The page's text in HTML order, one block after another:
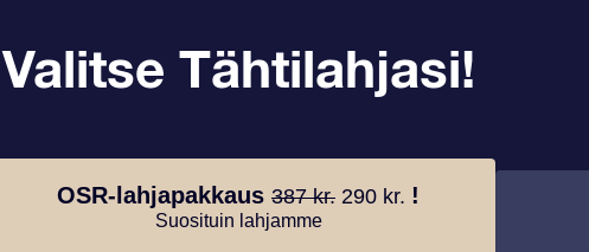
Valitse Tähtilahjasi!
OSR-lahjapakkaus 387 kr. 290 kr. !
Suosituin lahjamme